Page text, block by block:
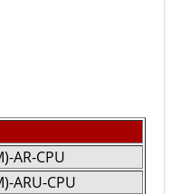
AR-CPU
ARU-CPU